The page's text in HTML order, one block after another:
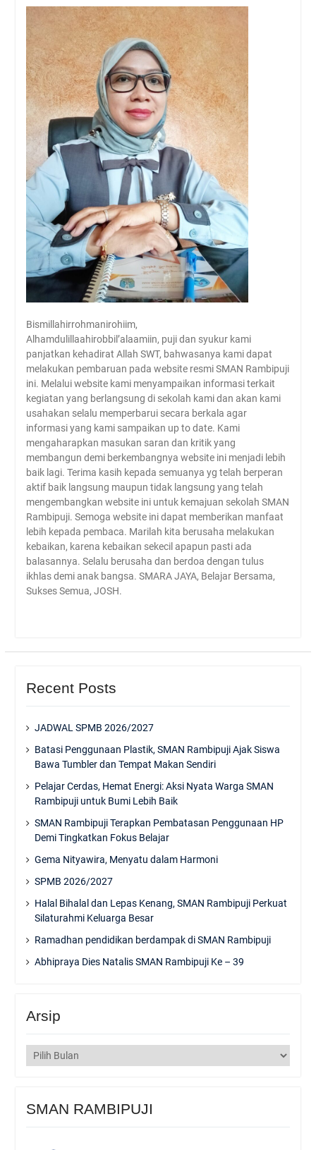
Bismillahirrohmanirohiim,
Alhamdulillaahirobbil’alaamiin, puji dan syukur kami
panjatkan kehadirat Allah SWT, bahwasanya kami dapat
melakukan pembaruan pada website resmi SMAN Rambipuji
ini. Melalui website kami menyampaikan informasi terkait
kegiatan yang berlangsung di sekolah kami dan akan kami
usahakan selalu memperbarui secara berkala agar
informasi yang kami sampaikan up to date. Kami
mengaharapkan masukan saran dan kritik yang
membangun demi berkembangnya website ini menjadi lebih
baik lagi. Terima kasih kepada semuanya yg telah berperan
aktif baik langsung maupun tidak langsung yang telah
mengembangkan website ini untuk kemajuan sekolah SMAN
Rambipuji. Semoga website ini dapat memberikan manfaat
lebih kepada pembaca. Marilah kita berusaha melakukan
kebaikan, karena kebaikan sekecil apapun pasti ada
balasannya. Selalu berusaha dan berdoa dengan tulus
ikhlas demi anak bangsa. SMARA JAYA, Belajar Bersama,
Sukses Semua, JOSH.
Recent Posts
JADWAL SPMB 2026/2027
Batasi Penggunaan Plastik, SMAN Rambipuji Ajak Siswa
Bawa Tumbler dan Tempat Makan Sendiri
Pelajar Cerdas, Hemat Energi: Aksi Nyata Warga SMAN
Rambipuji untuk Bumi Lebih Baik
SMAN Rambipuji Terapkan Pembatasan Penggunaan HP
Demi Tingkatkan Fokus Belajar
Gema Nityawira, Menyatu dalam Harmoni
SPMB 2026/2027
Halal Bihalal dan Lepas Kenang, SMAN Rambipuji Perkuat
Silaturahmi Keluarga Besar
Ramadhan pendidikan berdampak di SMAN Rambipuji
Abhipraya Dies Natalis SMAN Rambipuji Ke – 39
Arsip
Arsip
SMAN RAMBIPUJI